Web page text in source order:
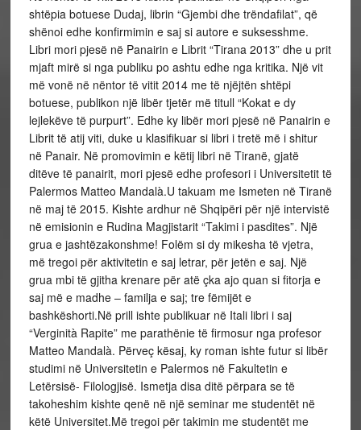
shtëpia botuese Dudaj, librin “Gjembi dhe trëndafilat”, që
shënoi edhe konfirmimin e saj si autore e suksesshme.
Libri mori pjesë në Panairin e Librit “Tirana 2013” dhe u prit
mjaft mirë si nga publiku po ashtu edhe nga kritika. Një vit
më vonë në nëntor të vitit 2014 me të njëjtën shtëpi
botuese, publikon një libër tjetër më titull “Kokat e dy
lejlekëve të purpurt”. Edhe ky libër mori pjesë në Panairin e
Librit të atij viti, duke u klasifikuar si libri i tretë më i shitur
në Panair. Në promovimin e këtij libri në Tiranë, gjatë
ditëve të panairit, mori pjesë edhe profesori i Universitetit të
Palermos Matteo Mandalà.U takuam me Ismeten në Tiranë
në maj të 2015. Kishte ardhur në Shqipëri për një intervistë
në emisionin e Rudina Magjistarit “Takimi i pasdites”. Një
grua e jashtëzakonshme! Folëm si dy mikesha të vjetra,
më tregoi për aktivitetin e saj letrar, për jetën e saj. Një
grua mbi të gjitha krenare për atë çka ajo quan si fitorja e
saj më e madhe – familja e saj; tre fëmijët e
bashkëshorti.Në prill ishte publikuar në Itali libri i saj
“Verginità Rapite” me parathënie të firmosur nga profesor
Matteo Mandalà. Përveç kësaj, ky roman ishte futur si libër
studimi në Universitetin e Palermos në Fakultetin e
Letërsisë- Filologjisë. Ismetja disa ditë përpara se të
takoheshim kishte qenë në një seminar me studentët në
këtë Universitet.Më tregoi për takimin me studentët me